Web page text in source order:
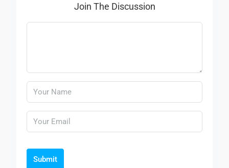
Join The Discussion
Submit